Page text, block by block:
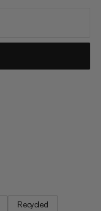
Recycled